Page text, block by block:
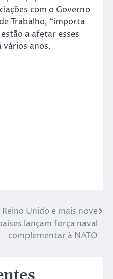
com o Governo
Trabalho, “importa
a afetar esses
vários anos.
Reino Unido e mais nove
lançam força naval
complementar à NATO